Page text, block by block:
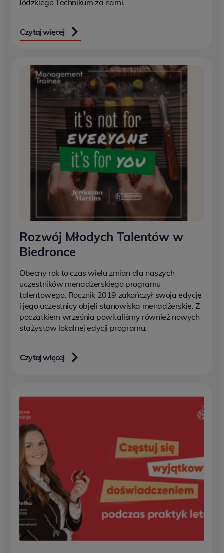
łódzkiego Technikum za nami.
Czytaj więcej
Rozwój Młodych Talentów w
Biedronce
Obecny rok to czas wielu zmian dla naszych
uczestników menadżerskiego programu
talentowego. Rocznik 2019 zakończył swoją edycję
i jego uczestnicy objęli stanowiska menadżerskie. Z
początkiem września powitaliśmy również nowych
stażystów lokalnej edycji programu.
Czytaj więcej